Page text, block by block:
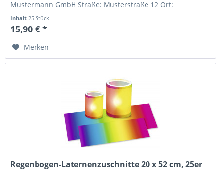
Mustermann GmbH Straße: Musterstraße 12 Ort:
Inhalt25 Stück
15,90 € *
Merken
Regenbogen-Laternenzuschnitte 20 x 52 cm, 25er